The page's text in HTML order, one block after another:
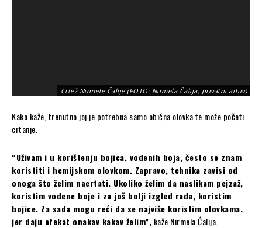
Crtež Nirmele Čalije (FOTO: Nirmela Čalija, privatni arhiv)
Kako kaže, trenutno joj je potrebna samo obična olovka te može početi
crtanje.
“Uživam i u korištenju bojica, vodenih boja, često se znam
koristiti i hemijskom olovkom. Zapravo, tehnika zavisi od
onoga što želim nacrtati. Ukoliko želim da naslikam pejzaž,
koristim vodene boje i za još bolji izgled rada, koristim
bojice. Za sada mogu reći da se najviše koristim olovkama,
jer daju efekat onakav kakav želim”, kaže Nirmela Čalija.